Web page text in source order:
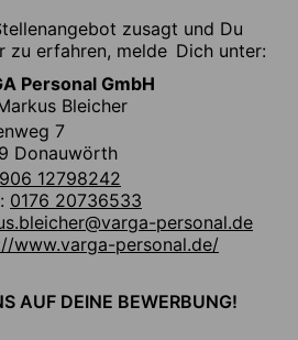
zusagt und Du
zu erfahren, melde Dich unter:
Personal GmbH
Bleicher
7
Donauwörth
12798242
0176 20736533
personal.de
www.varga-personal.de/
AUF DEINE BEWERBUNG!